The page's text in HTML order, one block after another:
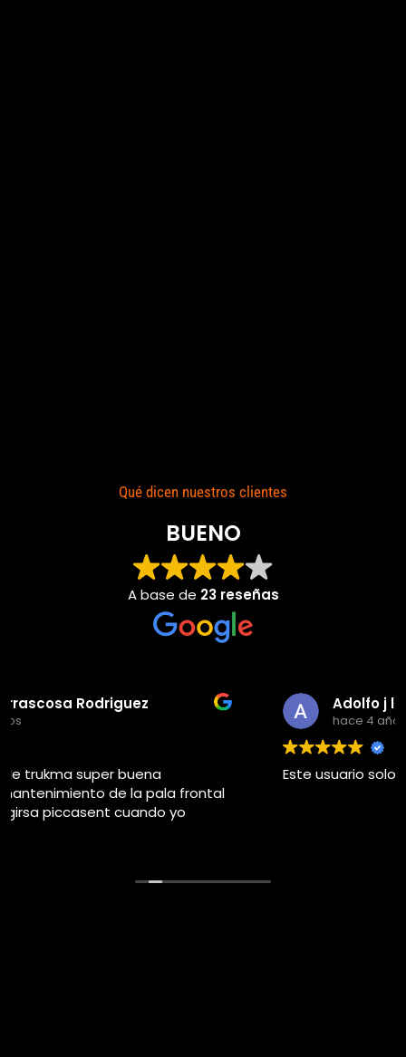
Qué dicen nuestros clientes
BUENO
A base de 23 reseñas
Adolfo j llorems pastor
Este usuario solo dejó una calificación.